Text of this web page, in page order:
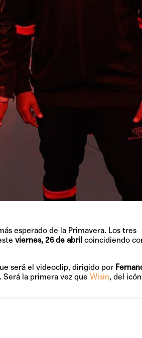
esperado de la Primavera. Los tres
viernes, 26 de abrilcoincidiendo
será el videoclip, dirigido por
Será la primera vez que Wisin, del
TAINY,
tiempo